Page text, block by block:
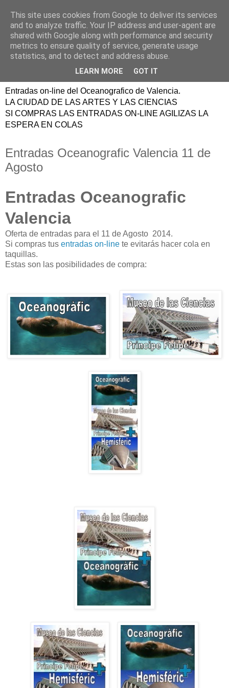
ENTRADAS
OCEANOGRAFIC
VALENCIA
Entradas on-line del Oceanografico de Valencia.
LA CIUDAD DE LAS ARTES Y LAS CIENCIAS
SI COMPRAS LAS ENTRADAS ON-LINE AGILIZAS LA
ESPERA EN COLAS
Entradas Oceanografic Valencia 11 de
Agosto
Entradas Oceanografic
Valencia
Oferta de entradas para el 11 de Agosto 2014.
Si compras tus entradas on-line te evitarás hacer cola en
taquillas.
Estas son las posibilidades de compra:
This site uses cookies from Google to deliver its services
and to analyze traffic. Your IP address and user-agent are
shared with Google along with performance and security
metrics to ensure quality of service, generate usage
statistics, and to detect and address abuse.
LEARN MORE GOT IT